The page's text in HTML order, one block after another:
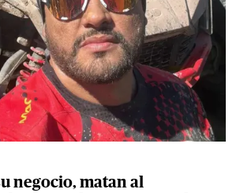
negocio, matan al